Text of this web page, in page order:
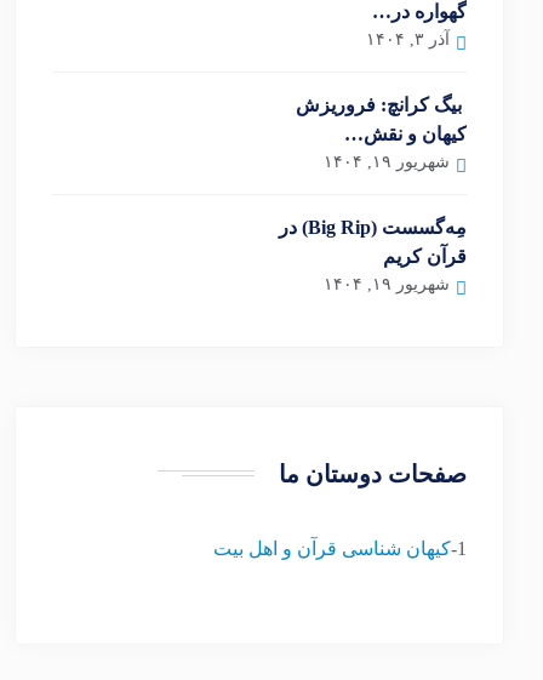
گهواره در…
آذر ۳, ۱۴۰۴
بیگ کرانچ: فروریزش
کیهان و نقش…
شهریور ۱۹, ۱۴۰۴
مِه‌گسست (Big Rip) در
قرآن کریم
شهریور ۱۹, ۱۴۰۴
صفحات دوستان ما
1- کیهان شناسی قرآن و اهل بیت